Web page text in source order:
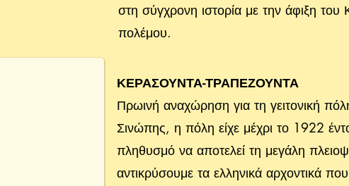
στη σύγχρονη ιστορία με την άφιξη
πολέμου.
ΚΕΡΑΣΟΥΝΤΑ-ΤΡΑΠΕΖΟΥΝΤΑ
Πρωινή αναχώρηση για τη γειτονική
Σινώπης, η πόλη είχε μέχρι το 1922
πληθυσμό να αποτελεί τη μεγάλη
αντικρύσουμε τα ελληνικά αρχοντικά